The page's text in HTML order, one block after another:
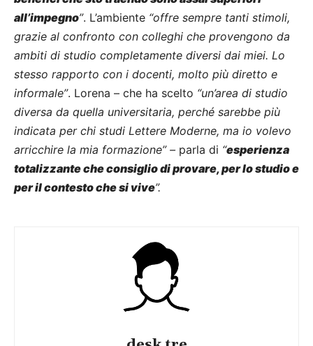
all’impegno”. L’ambiente “offre sempre tanti stimoli,
grazie al confronto con colleghi che provengono da
ambiti di studio completamente diversi dai miei. Lo
stesso rapporto con i docenti, molto più diretto e
informale”. Lorena – che ha scelto “un’area di studio
diversa da quella universitaria, perché sarebbe più
indicata per chi studi Lettere Moderne, ma io volevo
arricchire la mia formazione” – parla di “esperienza
totalizzante che consiglio di provare, per lo studio e
per il contesto che si vive”.